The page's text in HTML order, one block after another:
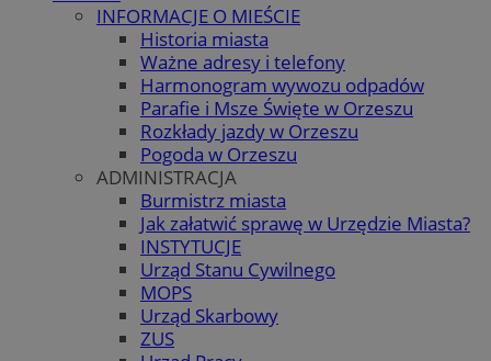
INFORMACJE O MIEŚCIE
Historia miasta
Ważne adresy i telefony
Harmonogram wywozu odpadów
Parafie i Msze Święte w Orzeszu
Rozkłady jazdy w Orzeszu
Pogoda w Orzeszu
ADMINISTRACJA
Burmistrz miasta
Jak załatwić sprawę w Urzędzie Miasta?
INSTYTUCJE
Urząd Stanu Cywilnego
MOPS
Urząd Skarbowy
ZUS